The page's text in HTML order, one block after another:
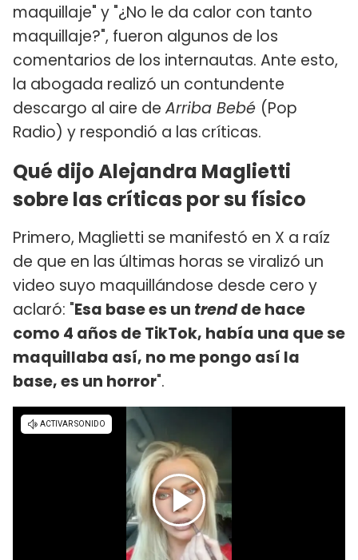
maquillaje" y "¿No le da calor con tanto
maquillaje?", fueron algunos de los
comentarios de los internautas. Ante esto,
la abogada realizó un contundente
descargo al aire deArriba Bebé (Pop
Radio) y respondió a las críticas.
Qué dijo Alejandra Maglietti
sobre las críticas por su físico
Primero, Maglietti se manifestó en X a raíz
de que en las últimas horas se viralizó un
video suyo maquillándose desde cero y
aclaró: "Esa base es un trendde hace
como 4 años de TikTok, había una que se
maquillaba así, no me pongo así la
base, es un horror".